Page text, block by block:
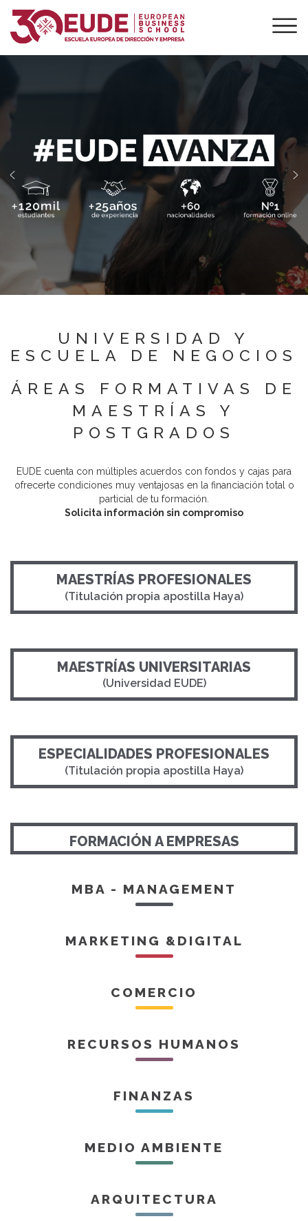
UNIVERSIDAD Y
ESCUELA DE NEGOCIOS
ÁREAS FORMATIVAS DE
MAESTRÍAS Y
POSTGRADOS
EUDE cuenta con múltiples acuerdos con fondos y cajas para
ofrecerte condiciones muy ventajosas en la financiación total o
particial de tu formación.
Solicita información sin compromiso
MAESTRÍAS PROFESIONALES
(Titulación propia apostilla Haya)
MAESTRÍAS UNIVERSITARIAS
(Universidad EUDE)
ESPECIALIDADES PROFESIONALES
(Titulación propia apostilla Haya)
FORMACIÓN A EMPRESAS
MBA - MANAGEMENT
MARKETING &DIGITAL
COMERCIO
RECURSOS HUMANOS
FINANZAS
MEDIO AMBIENTE
ARQUITECTURA